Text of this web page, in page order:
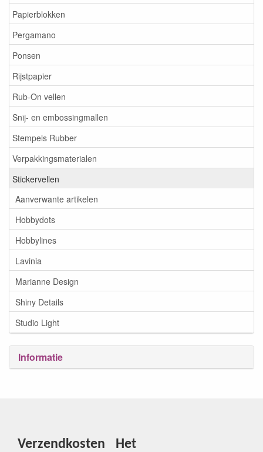
Papierblokken
Pergamano
Ponsen
Rijstpapier
Rub-On vellen
Snij- en embossingmallen
Stempels Rubber
Verpakkingsmaterialen
Stickervellen
Aanverwante artikelen
Hobbydots
Hobbylines
Lavinia
Marianne Design
Shiny Details
Studio Light
Informatie
Verzendkosten
Het